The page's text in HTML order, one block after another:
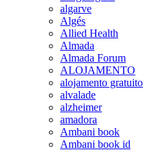
algarve
Algés
Allied Health
Almada
Almada Forum
ALOJAMENTO
alojamento gratuito
alvalade
alzheimer
amadora
Ambani book
Ambani book id